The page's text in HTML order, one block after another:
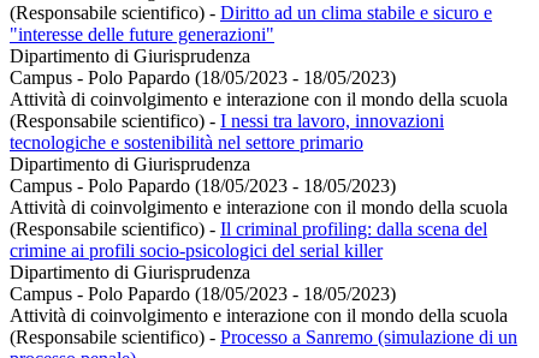
(Responsabile scientifico) - Diritto ad un clima stabile e sicuro e
"interesse delle future generazioni"
Dipartimento di Giurisprudenza
Campus - Polo Papardo (18/05/2023 - 18/05/2023)
Attività di coinvolgimento e interazione con il mondo della scuola
(Responsabile scientifico) - I nessi tra lavoro, innovazioni
tecnologiche e sostenibilità nel settore primario
Dipartimento di Giurisprudenza
Campus - Polo Papardo (18/05/2023 - 18/05/2023)
Attività di coinvolgimento e interazione con il mondo della scuola
(Responsabile scientifico) - Il criminal profiling: dalla scena del
crimine ai profili socio-psicologici del serial killer
Dipartimento di Giurisprudenza
Campus - Polo Papardo (18/05/2023 - 18/05/2023)
Attività di coinvolgimento e interazione con il mondo della scuola
(Responsabile scientifico) - Processo a Sanremo (simulazione di un